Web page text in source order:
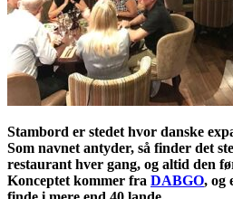
Stambord er stedet hvor danske
Som navnet antyder, så finder det
restaurant hver gang, og altid den
Konceptet kommer fra DABGO, og